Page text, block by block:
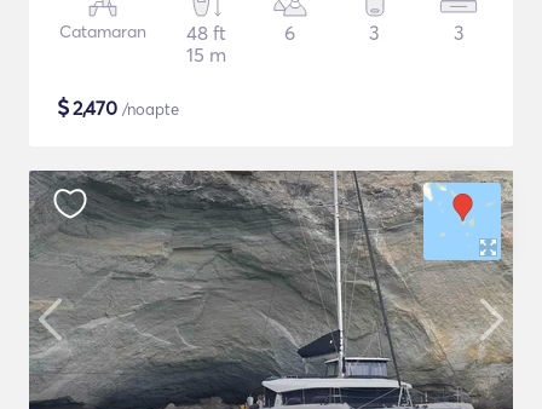
Catamaran
48 ft
15 m
6 3 3
$2,470 /noapte